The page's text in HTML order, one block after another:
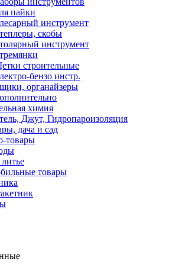
пайки
инструмент
скобы
инструмент
строительные
бензо инстр.
органайзеры
химия
Джут, Гидропароизоляция
дача и сад
товары
товары